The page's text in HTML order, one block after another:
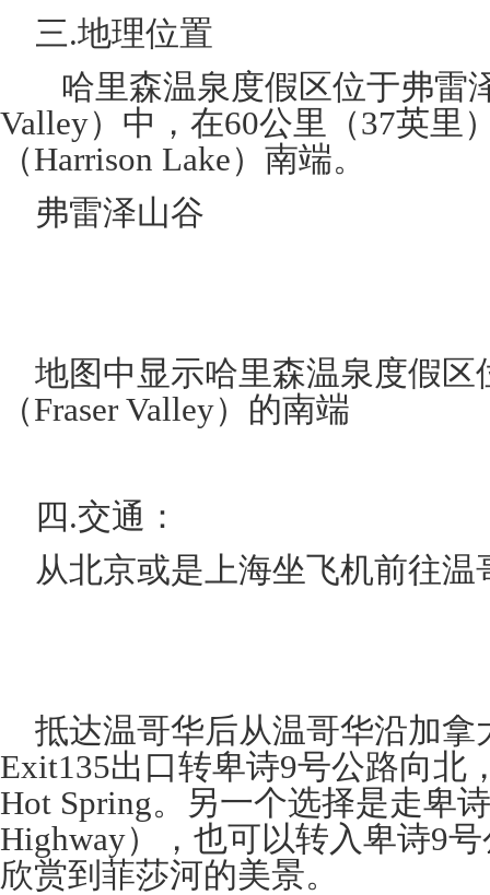
三.地理位置
哈里森温泉度假区位于弗雷
Valley）中，在60公里（37英里
（Harrison Lake）南端。
弗雷泽山谷
地图中显示哈里森温泉度假区
（Fraser Valley）的南端
四.交通：
从北京或是上海坐飞机前往温
抵达温哥华后从温哥华沿加拿
Exit135出口转卑诗9号公路向北
Hot Spring。另一个选择是走卑
Highway），也可以转入卑诗9
欣赏到菲莎河的美景。